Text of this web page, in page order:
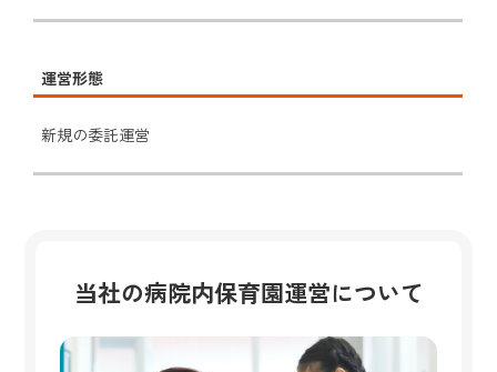
運営形態
新規の委託運営
当社の病院内保育園運営について